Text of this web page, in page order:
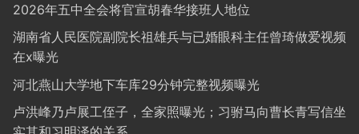
2026年五中全会将官宣胡春华接班人地位
湖南省人民医院副院长祖雄兵与已婚眼科主任曾琦做爱视频
在x曝光
河北燕山大学地下车库29分钟完整视频曝光
卢洪峰乃卢展工侄子，全家照曝光；习驸马向曹长青写信坐